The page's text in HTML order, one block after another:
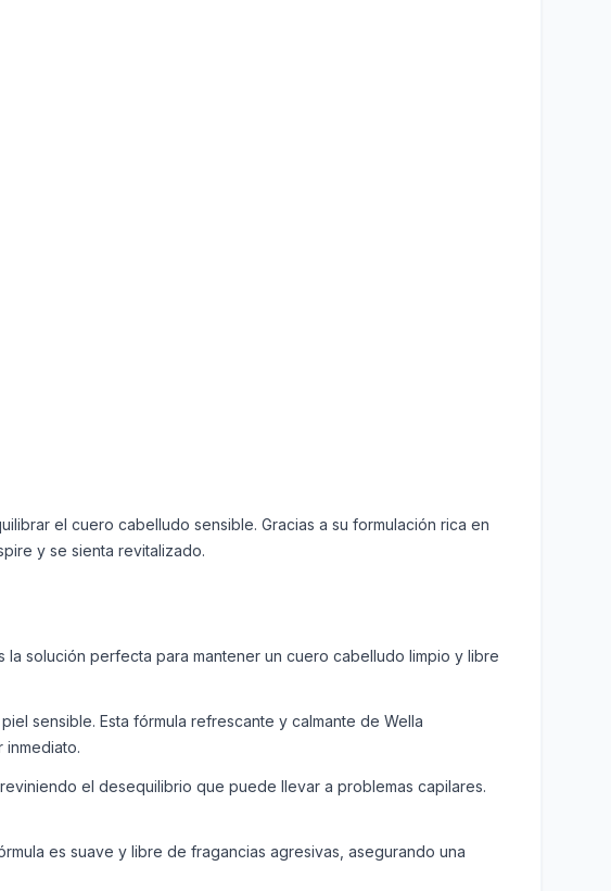
el cuero cabelludo sensible. Gracias a su formulación rica en
y se sienta revitalizado.
la solución perfecta para mantener un cuero cabelludo limpio y libre
sensible. Esta fórmula refrescante y calmante de Wella
el desequilibrio que puede llevar a problemas capilares.
es suave y libre de fragancias agresivas, asegurando una